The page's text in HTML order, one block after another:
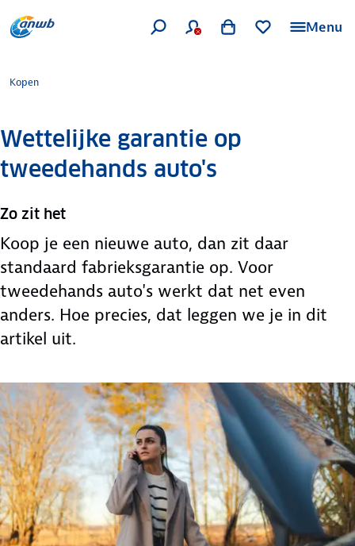
Menu
Kopen
Wettelijke garantie op
tweedehands auto's
Zo zit het
Koop je een nieuwe auto, dan zit daar
standaard fabrieksgarantie op. Voor
tweedehands auto's werkt dat net even
anders. Hoe precies, dat leggen we je in dit
artikel uit.